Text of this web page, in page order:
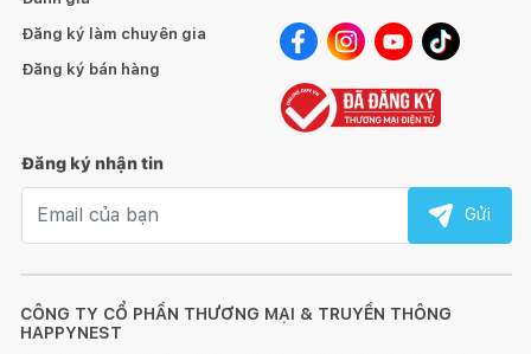
CÔNG TY CỔ PHẦN THƯƠNG MẠI & TRUYỀN THÔNG
HAPPYNEST
Đăng ký làm chuyên gia
Đăng ký bán hàng
Đăng ký nhận tin
Gửi